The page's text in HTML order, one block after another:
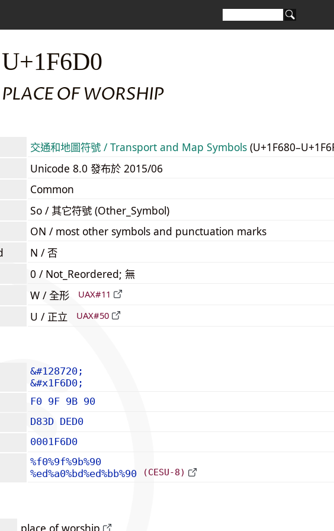
U+1F6D0
PLACE OF WORSHIP
交通和地圖符號 / Transport and Map Symbols
Unicode 8.0 發布於 2015/06
Common
So / 其它符號 (Other_Symbol)
ON / most other symbols and punctuation marks
N / 否
0 / Not_Reordered; 無
W / 全形 UAX#11
U / 正立 UAX#50
&#128720;
&#x1F6D0;
F0 9F 9B 90
D83D DED0
0001F6D0
%f0%9f%9b%90
%ed%a0%bd%ed%bb%90
(CESU-8)
place of worship